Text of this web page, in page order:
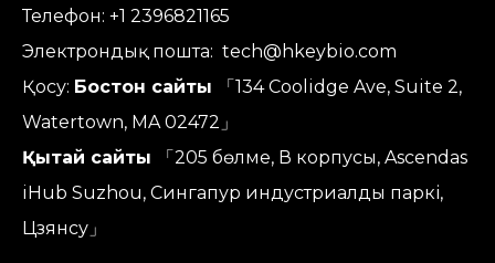
Телефон: +1 2396821165
Электрондық пошта: tech@hkeybio.com
Қосу: Бостон сайты
「134 Coolidge Ave, Suite 2,
Watertown, MA 02472」
Қытай сайты
「205 бөлме, В корпусы, Ascendas
iHub Suzhou, Сингапур индустриалды паркі,
Цзянсу」